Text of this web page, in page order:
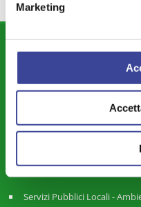
Marketing
Attività Istituzionale ANCI
Welfare di Comunità - Pari
Sicurezza - Protezione Civile
Servizi Pubblici Locali -